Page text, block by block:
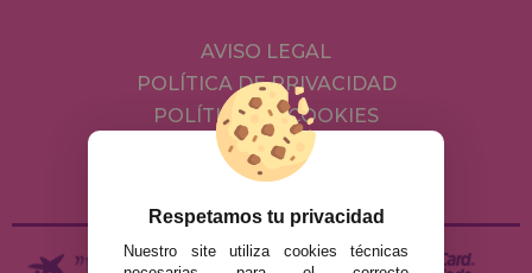
AVISO LEGAL
POLÍTICA DE PRIVACIDAD
POLÍTICA DE COOKIES
ENVÍOS Y DEVOLUCIONES
DEVOLUCIONES / DESISTIMIENTO
Respetamos tu privacidad
Nuestro site utiliza cookies técnicas